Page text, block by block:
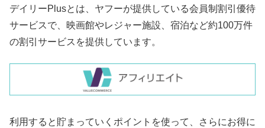
デイリーPlusとは、ヤフーが提供している会員制割引優待
サービスで、映画館やレジャー施設、宿泊など約100万件
の割引サービスを提供しています。
利用すると貯まっていくポイントを使って、さらにお得に